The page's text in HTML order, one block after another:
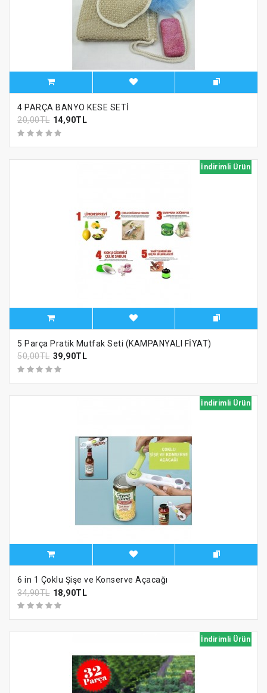
4 PARÇA BANYO KESE SETİ
20,00TL 14,90TL
İndirimli Ürün
5 Parça Pratik Mutfak Seti (KAMPANYALI FİYAT)
50,00TL 39,90TL
İndirimli Ürün
6 in 1 Çoklu Şişe ve Konserve Açacağı
34,90TL 18,90TL
İndirimli Ürün